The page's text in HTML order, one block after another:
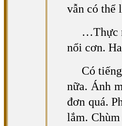
vẫn có thể
…Thực
nổi cơn.
Có
nữa. Ánh
đơn quá.
lắm.